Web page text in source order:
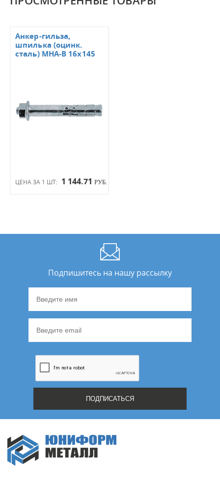
ЦЕНА ЗА 1 ШТ: 1 144.71 РУБ.
Анкер-гильза,
шпилька (оцинк.
сталь) MHA-B 16х145
Подпишитесь на нашу рассылку